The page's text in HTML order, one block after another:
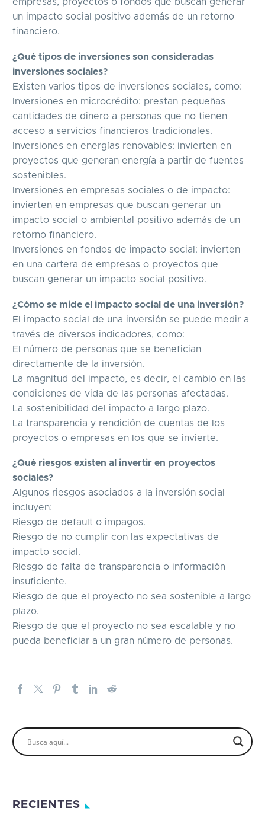
empresas, proyectos o fondos que buscan generar
un impacto social positivo además de un retorno
financiero.
¿Qué tipos de inversiones son consideradas
inversiones sociales?
Existen varios tipos de inversiones sociales, como:
Inversiones en microcrédito: prestan pequeñas
cantidades de dinero a personas que no tienen
acceso a servicios financieros tradicionales.
Inversiones en energías renovables: invierten en
proyectos que generan energía a partir de fuentes
sostenibles.
Inversiones en empresas sociales o de impacto:
invierten en empresas que buscan generar un
impacto social o ambiental positivo además de un
retorno financiero.
Inversiones en fondos de impacto social: invierten
en una cartera de empresas o proyectos que
buscan generar un impacto social positivo.
¿Cómo se mide el impacto social de una inversión?
El impacto social de una inversión se puede medir a
través de diversos indicadores, como:
El número de personas que se benefician
directamente de la inversión.
La magnitud del impacto, es decir, el cambio en las
condiciones de vida de las personas afectadas.
La sostenibilidad del impacto a largo plazo.
La transparencia y rendición de cuentas de los
proyectos o empresas en los que se invierte.
¿Qué riesgos existen al invertir en proyectos
sociales?
Algunos riesgos asociados a la inversión social
incluyen:
Riesgo de default o impagos.
Riesgo de no cumplir con las expectativas de
impacto social.
Riesgo de falta de transparencia o información
insuficiente.
Riesgo de que el proyecto no sea sostenible a largo
plazo.
Riesgo de que el proyecto no sea escalable y no
pueda beneficiar a un gran número de personas.
RECIENTES